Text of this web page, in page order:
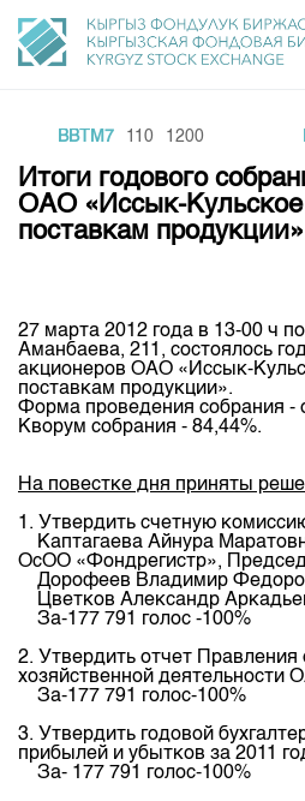
Финансовый рынок KG
О нас
Акционеры
Руководство
Внутренний аудитор
Участники торгов
Наши партнеры
Cтратегия развития
Контакты
Товарно-сырьевой сектор
Листинг
Центр раскрытия
Тарифы
Аналитика
Финансовый рынок KG
Пресс-клуб
Нормативная база
Биржевая деятельность
Центр раскрытия
Статистика торгов
Индекс и Капитализация
Котировки по ЦБ
Котировки по драг.
Расписание аукционов по
Результаты аукционов ГЦБ
Объем ГЦБ в обращении
Результаты аукционов по
Общая информация
План работы на год
BBTM7 110 1200
Итоги годового
ОАО «Иссык-Кульское
поставкам продукции»
27 марта 2012 года в 13-00 ч
Аманбаева, 211, состоялось
акционеров ОАО «Иссык-
поставкам продукции».
Форма проведения собрания -
Кворум собрания - 84,44%.
На повестке дня приняты
1. Утвердить счетную
Каптагаева Айнура
ОсОО «Фондрегистр»,
Дорофеев Владимир
Цветков Александр
За-177 791 голос -100%
2. Утвердить отчет Правления
хозяйственной деятельности
За-177 791 голос-100%
3. Утвердить годовой
прибылей и убытков за 2011
За- 177 791 голос-100%